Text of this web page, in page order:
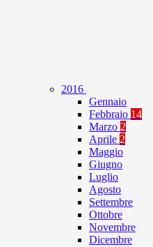
2016
Gennaio
Febbraio 14
Marzo 2
Aprile 2
Maggio
Giugno
Luglio
Agosto
Settembre
Ottobre
Novembre
Dicembre